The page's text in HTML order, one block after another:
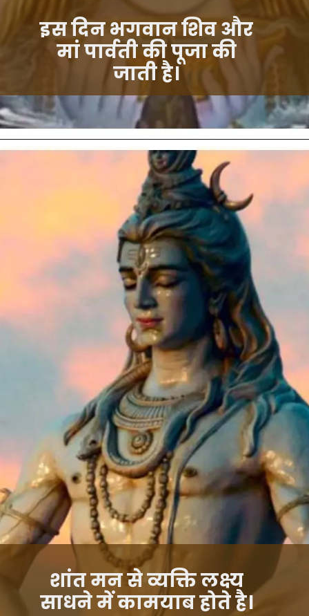
इस दिन भगवान शिव और
मां पार्वती की पूजा की
जाती है।
शांत मन से व्यक्ति लक्ष्य
साधने में कामयाब होते है।